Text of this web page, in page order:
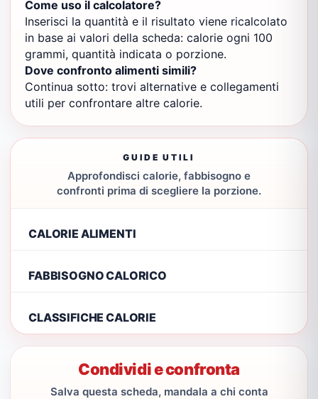
Come uso il calcolatore?
Inserisci la quantità e il risultato viene ricalcolato
in base ai valori della scheda: calorie ogni 100
grammi, quantità indicata o porzione.
Dove confronto alimenti simili?
Continua sotto: trovi alternative e collegamenti
utili per confrontare altre calorie.
GUIDE UTILI
Approfondisci calorie, fabbisogno e
confronti prima di scegliere la porzione.
CALORIE ALIMENTI
FABBISOGNO CALORICO
CLASSIFICHE CALORIE
Condividi e confronta
Salva questa scheda, mandala a chi conta